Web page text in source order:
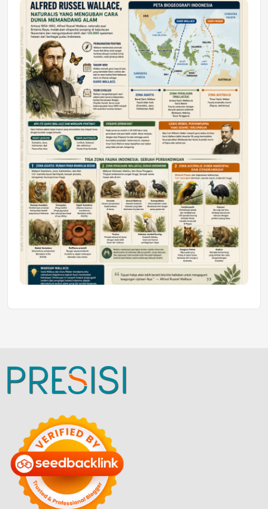
DAERAH
Astra Motor Kalimantan Timur 2 Dukung
Mahasiswa Samarinda dalam Astra
Honda SDGs Future Leaders 2026
Jumat, 10 Jul 2026 19:01